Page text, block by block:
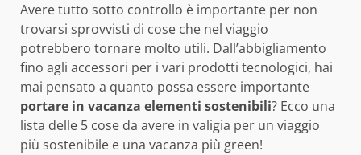
Avere tutto sotto controllo è importante per non
trovarsi sprovvisti di cose che nel viaggio
potrebbero tornare molto utili. Dall’abbigliamento
fino agli accessori per i vari prodotti tecnologici, hai
mai pensato a quanto possa essere importante
portare in vacanza elementi sostenibili? Ecco una
lista delle 5 cose da avere in valigia per un viaggio
più sostenibile e una vacanza più green!